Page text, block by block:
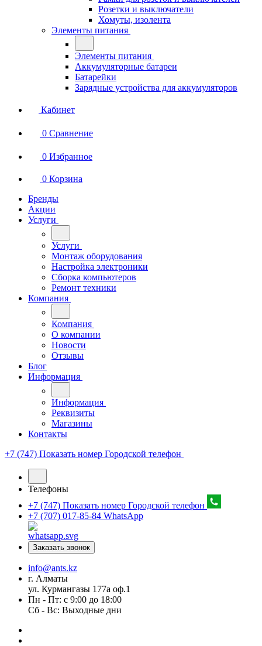
Розетки и выключатели
Хомуты, изолента
Элементы питания
Элементы питания
Аккумуляторные батареи
Батарейки
Зарядные устройства для аккумуляторов
Кабинет
0 Сравнение
0 Избранное
0 Корзина
Бренды
Акции
Услуги
Услуги
Монтаж оборудования
Настройка электроники
Сборка компьютеров
Ремонт техники
Компания
Компания
О компании
Новости
Отзывы
Блог
Информация
Информация
Реквизиты
Магазины
Контакты
+7 (747) Показать номер Городской телефон
Телефоны
+7 (747) Показать номер Городской телефон
+7 (707) 017-85-84 WhatsApp
Заказать звонок
info@ants.kz
г. Алматы
ул. Курмангазы 177а оф.1
Пн - Пт: с 9:00 до 18:00
Сб - Вс: Выходные дни